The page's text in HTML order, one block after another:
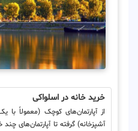
خرید خانه در اسلواکی
از آپارتمان‌های کوچک (معمولاً
آشپزخانه) گرفته تا آپارتمان‌های